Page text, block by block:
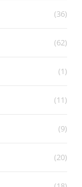
(36)
(62)
(1)
(11)
(9)
(20)